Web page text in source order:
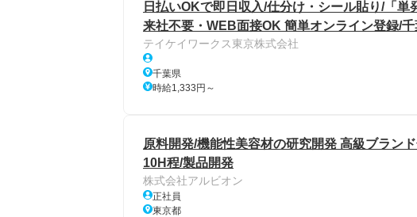
日払いOKで即日収入/仕分け・シール貼り/「
来社不要・WEB面接OK 簡単オンライン登録/
テイケイワークス東京株式会社
千葉県
時給1,333円～
原料開発/機能性美容材の研究開発 高級ブラン
10H程/製品開発
株式会社アルビオン
正社員
東京都